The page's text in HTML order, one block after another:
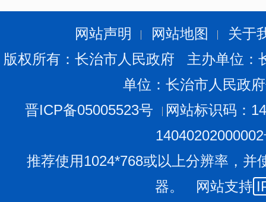
迟到10分钟及以上的视为自动放弃面试资格,禁止入场。
(三)考生不准携带任何书籍资料、手机、电子智能设
和考场,已带入考点的须按要求统一存放;衣着要工整,不得
饰等有明显标志的饰物;不得透露和身份相关的任何信息
(四)考生在候考期间须保持安静,听从安排。面试结束
长治市2025年事业单位公开招聘补充招聘面
网站声明 网站地图
关于
版权所有：长治市人民政府 主办单位
单位：长治市人民政
晋ICP备05005523号
网站标识码：
推荐使用1024*768或以上分辨率，并
器。 网站支持